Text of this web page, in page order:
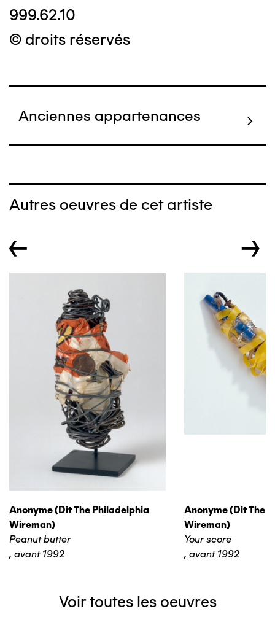
999.62.10
© droits réservés
Anciennes appartenances
Autres oeuvres de cet artiste
← →
Anonyme (dit The Philadelphia
Wireman)
Peanut butter
, avant 1992
Anonyme (dit The
Wireman)
Your score
, avant 1992
Voir toutes les oeuvres